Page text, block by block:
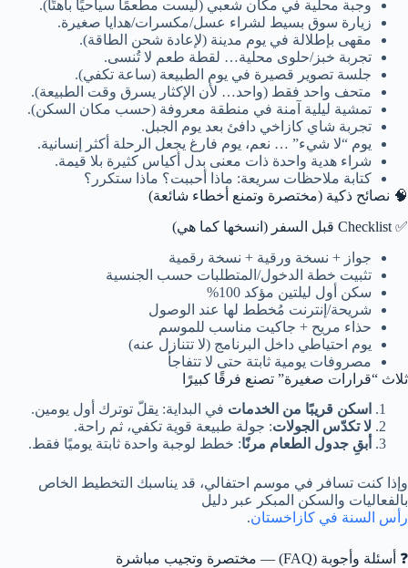
وجبة محلية في مكان شعبي (ليست مطعمًا سياحيًا باهتًا).
زيارة سوق بسيط لشراء عسل/مكسرات/هدايا صغيرة.
مقهى بإطلالة في يوم مدينة (لإعادة شحن الطاقة).
تجربة خبز/حلوى محلية… لقطة طعم لا تُنسى.
جلسة تصوير قصيرة في يوم الطبيعة (ساعة تكفي).
متحف واحد فقط (واحد… لأن الإكثار يسرق وقت الطبيعة).
تمشية ليلية آمنة في منطقة معروفة (حسب مكان السكن).
تجربة شاي كازاخي دافئ بعد يوم الجبل.
يوم “لا شيء” … نعم، يوم فارغ يجعل الرحلة أكثر إنسانية.
شراء هدية واحدة ذات معنى بدل أكياس كثيرة بلا قيمة.
كتابة ملاحظات سريعة: ماذا أحببت؟ ماذا ستكرر؟
🧠 نصائح ذكية (مختصرة وتمنع أخطاء شائعة)
✅ Checklist قبل السفر (انسخها كما هي)
جواز + نسخة ورقية + نسخة رقمية
تثبيت خطة الدخول/المتطلبات حسب الجنسية
سكن أول ليلتين مؤكد 100%
شريحة/إنترنت مُخطط لها عند الوصول
حذاء مريح + جاكيت مناسب للموسم
يوم احتياطي داخل البرنامج (لا تتنازل عنه)
مصروفات يومية ثابتة حتى لا تتفاجأ
ثلاث “قرارات صغيرة” تصنع فرقًا كبيرًا
اسكن قريبًا من الخدمات في البداية: يقلّ توترك أول يومين.
لا تكدّس الجولات: جولة طبيعة قوية تكفي، ثم راحة.
أبقِ جدول الطعام مرنًا: خطط لوجبة واحدة ثابتة يوميًا فقط.
وإذا كنت تسافر في موسم احتفالي، قد يناسبك التخطيط الخاص
بالفعاليات والسكن المبكر عبر دليل
رأس السنة في كازاخستان.
❓ أسئلة وأجوبة (FAQ) — مختصرة وتجيب مباشرة